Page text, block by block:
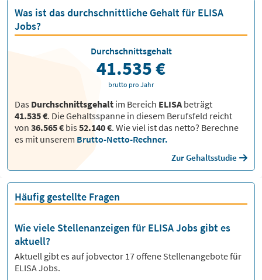
Was ist das durchschnittliche Gehalt für ELISA
Jobs?
Das Durchschnittsgehalt im Bereich ELISA beträgt
41.535 €. Die Gehaltsspanne in diesem Berufsfeld reicht
von 36.565 € bis52.140 €. Wie viel ist das netto? Berechne
es mit unserem Brutto-Netto-Rechner.
Zur Gehaltsstudie
Durchschnittsgehalt
41.535 €
brutto pro Jahr
Häufig gestellte Fragen
Wie viele Stellenanzeigen für ELISA Jobs gibt es
aktuell?
Aktuell gibt es auf jobvector 17offene Stellenangebote für
ELISA Jobs.